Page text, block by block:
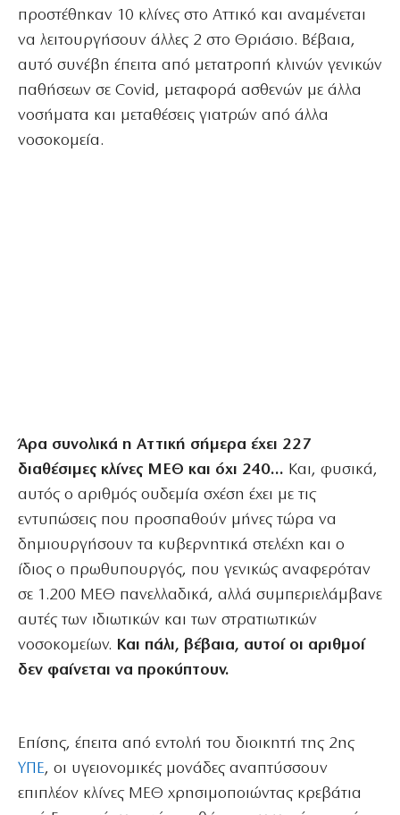
προστέθηκαν 10 κλίνες στο Αττικό και αναμένεται
να λειτουργήσουν άλλες 2 στο Θριάσιο. Βέβαια,
αυτό συνέβη έπειτα από μετατροπή κλινών γενικών
παθήσεων σε Covid, μεταφορά ασθενών με άλλα
νοσήματα και μεταθέσεις γιατρών από άλλα
νοσοκομεία.
Άρα συνολικά η Αττική σήμερα έχει 227
διαθέσιμες κλίνες ΜΕΘ και όχι 240… Και, φυσικά,
αυτός ο αριθμός ουδεμία σχέση έχει με τις
εντυπώσεις που προσπαθούν μήνες τώρα να
δημιουργήσουν τα κυβερνητικά στελέχη και ο
ίδιος ο πρωθυπουργός, που γενικώς αναφερόταν
σε 1.200 ΜΕΘ πανελλαδικά, αλλά συμπεριελάμβανε
αυτές των ιδιωτικών και των στρατιωτικών
νοσοκομείων. Και πάλι, βέβαια, αυτοί οι αριθμοί
δεν φαίνεται να προκύπτουν.
Επίσης, έπειτα από εντολή του διοικητή της 2ης
ΥΠΕ, οι υγειονομικές μονάδες αναπτύσσουν
επιπλέον κλίνες ΜΕΘ χρησιμοποιώντας κρεβάτια